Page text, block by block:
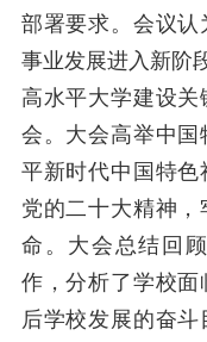
部署要求。会议
事业发展进入新阶
高水平大学建设
会。大会高举中
平新时代中国特
党的二十大精神
命。大会总结回
作，分析了学校
后学校发展的奋